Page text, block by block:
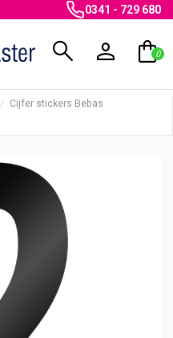
0341 - 729 680
search person shopping_bag
0
Cijfer stickers Bebas